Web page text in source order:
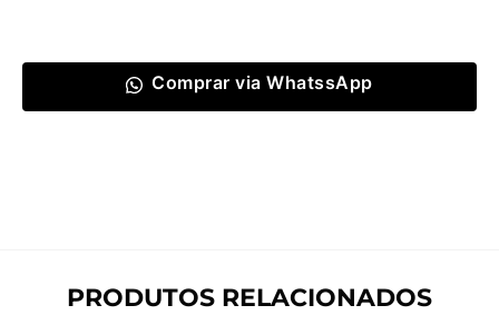
Comprar via WhatssApp
PRODUTOS RELACIONADOS